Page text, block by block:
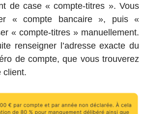
de case « compte-titres ». Vous
« compte bancaire », puis «
« compte-titres » manuellement.
renseigner l’adresse exacte du
de compte, que vous trouverez
client.